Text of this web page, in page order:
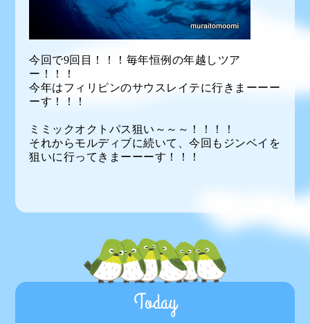
今回で9回目！！！毎年恒例の年越しツア
ー！！！
今年はフィリピンのサウスレイテに行きまーーー
ーす！！！
ミミックオクトパス狙い～～～！！！！
それからモルディブに続いて、今回もジンベイを
狙いに行ってきまーーーす！！！
Today